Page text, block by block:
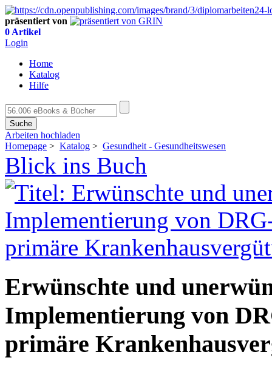
präsentiert von
0 Artikel
Login
Home
Katalog
Hilfe
Suche
Arbeiten hochladen
Homepage > Katalog > Gesundheit - Gesundheitswesen
Blick ins Buch
Erwünschte und
Implementierung von
primäre